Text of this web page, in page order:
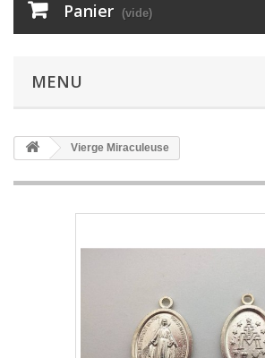
Panier (vide)
MENU
Vierge Miraculeuse